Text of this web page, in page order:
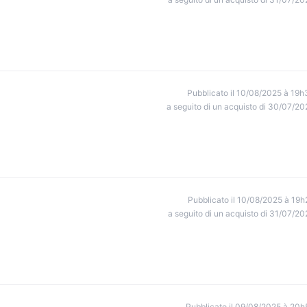
Pubblicato il 10/08/2025 à
a seguito di un acquisto di 30/07/
Pubblicato il 10/08/2025 à
a seguito di un acquisto di 31/07/